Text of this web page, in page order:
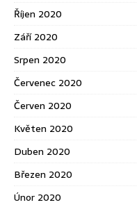
Říjen 2020
Září 2020
Srpen 2020
Červenec 2020
Červen 2020
Květen 2020
Duben 2020
Březen 2020
Únor 2020